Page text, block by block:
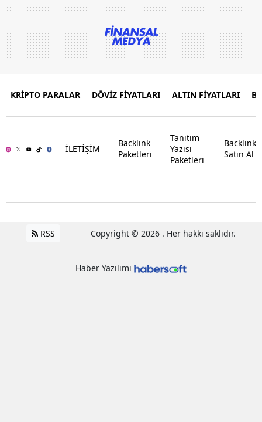
KRİPTO PARALAR DÖVİZ FİYATLARI ALTIN FİYATLARI
İLETİŞİM
Backlink
Paketleri
Tanıtım
Yazısı
Paketleri
Backlink
Satın Al
RSS Copyright © 2026 . Her hakkı saklıdır.
Haber Yazılımı